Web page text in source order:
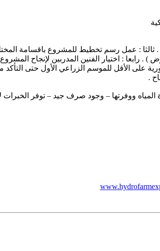
. ثالثا : عمل رسم تخطيط للمشروع باقسامة
: اختيار الفنين المدربين لإنجاح
على الأقل للموسم الزراعي الأول حتى التأكد
.